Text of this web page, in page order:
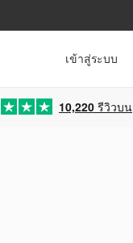
เข้าสู่ระบบ
10,220 รีวิวบน